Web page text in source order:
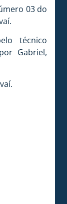
03 do
técnico
Gabriel,